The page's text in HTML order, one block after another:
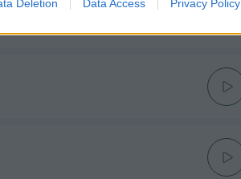
Deletion Data Access Privacy Policy